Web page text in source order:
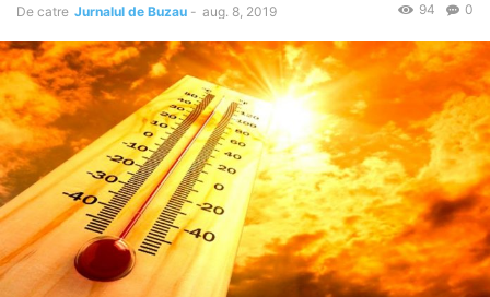
De catre Jurnalul de Buzau - aug. 8, 2019 0
94